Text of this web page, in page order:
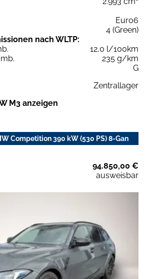
Euro6
4 (Green)
nach WLTP:
12,0 l/100km
235 g/km
G
Zentrallager
M3 anzeigen
Competition 390 kW (530 PS) 8-Gan
94.850,00 €
ausweisbar